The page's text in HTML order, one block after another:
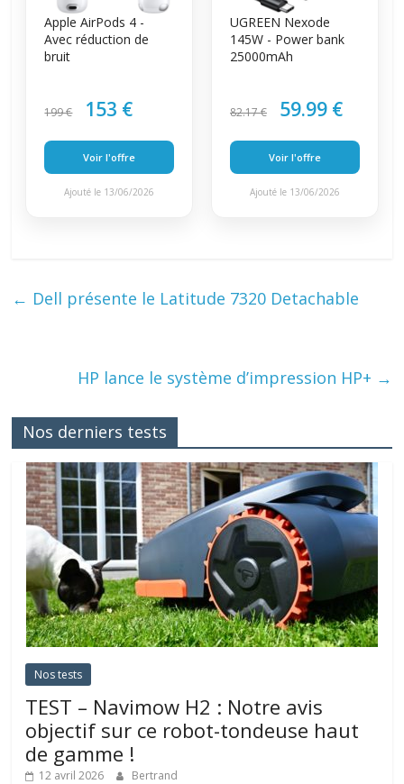
Apple AirPods 4 -
Avec réduction de
bruit
199 € 153 €
Voir l'offre
Ajouté le 13/06/2026
UGREEN Nexode
145W - Power bank
25000mAh
82.17 € 59.99 €
Voir l'offre
Ajouté le 13/06/2026
← Dell présente le Latitude 7320 Detachable
HP lance le système d’impression HP+ →
Nos derniers tests
Nos tests
TEST – Navimow H2 : Notre avis
objectif sur ce robot-tondeuse haut
de gamme !
12 avril 2026 Bertrand